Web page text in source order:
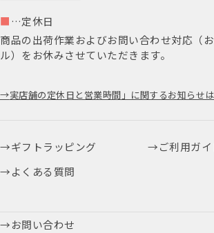
■ …定休日
商品の出荷作業およびお問い合わせ対応（
ル）をお休みさせていただきます。
実店舗の定休日と営業時間」に関するお知らせ
ギフトラッピング
ご利用ガイ
よくある質問
お問い合わせ